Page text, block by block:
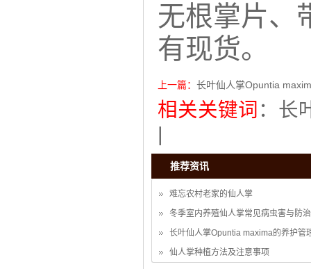
无根掌片、
有现货。
上一篇： 长叶仙人掌Opuntia
相关关键词 ： 长
|
推荐资讯
难忘农村老家的仙人掌
冬季室内养殖仙人掌常见病虫害与防
长叶仙人掌Opuntia maxima的养护管
仙人掌种植方法及注意事项